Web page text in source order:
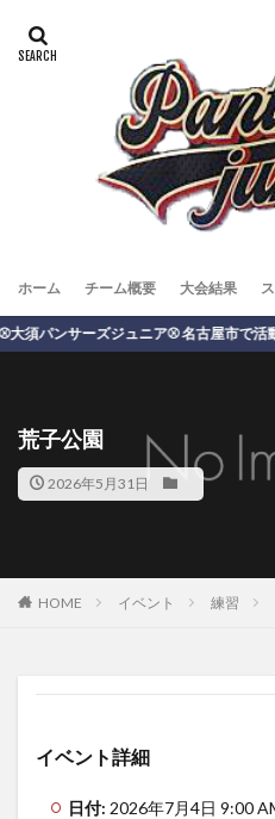
ホーム チーム概要 大会結果
須パンサーズジュニア⚾️ 名古屋市で活
荒子公園
2026年5月31日
HOME イベント 練習
イベント詳細
日付: 2026年7月4日 9:00